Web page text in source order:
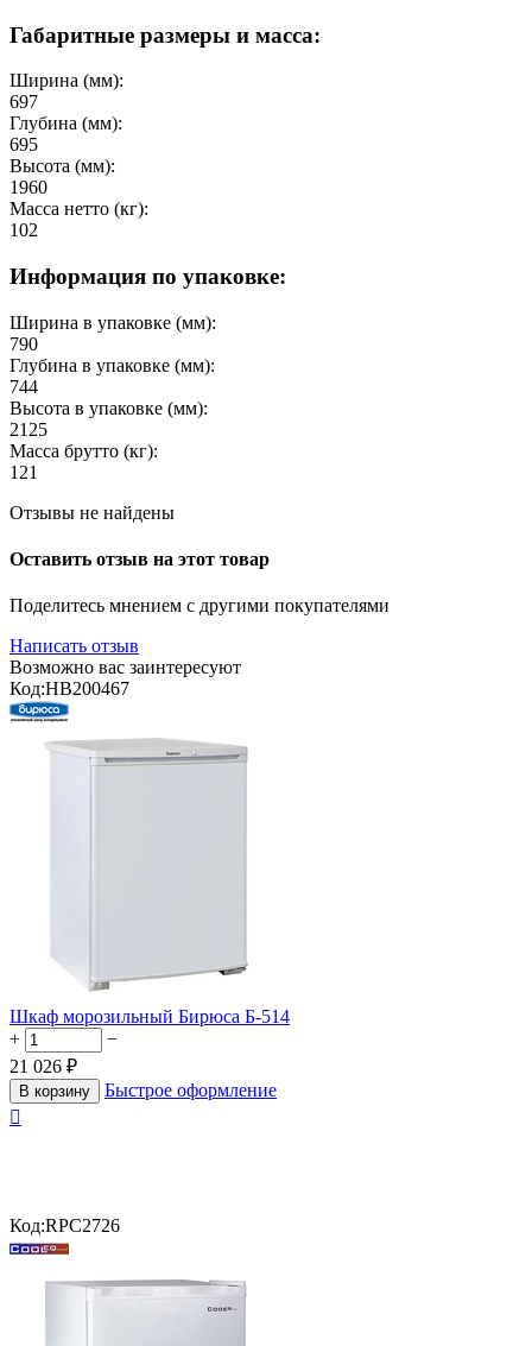
Габаритные размеры и масса:
Ширина (мм):
697
Глубина (мм):
695
Высота (мм):
1960
Масса нетто (кг):
102
Информация по упаковке:
Ширина в упаковке (мм):
790
Глубина в упаковке (мм):
744
Высота в упаковке (мм):
2125
Масса брутто (кг):
121
Отзывы не найдены
Оставить отзыв на этот товар
Поделитесь мнением с другими покупателями
Написать отзыв
Возможно вас заинтересуют
Код:HB200467
Шкаф морозильный Бирюса Б-514
+
−
21 026 ₽
В корзину
Быстрое оформление

Код:RPC2726